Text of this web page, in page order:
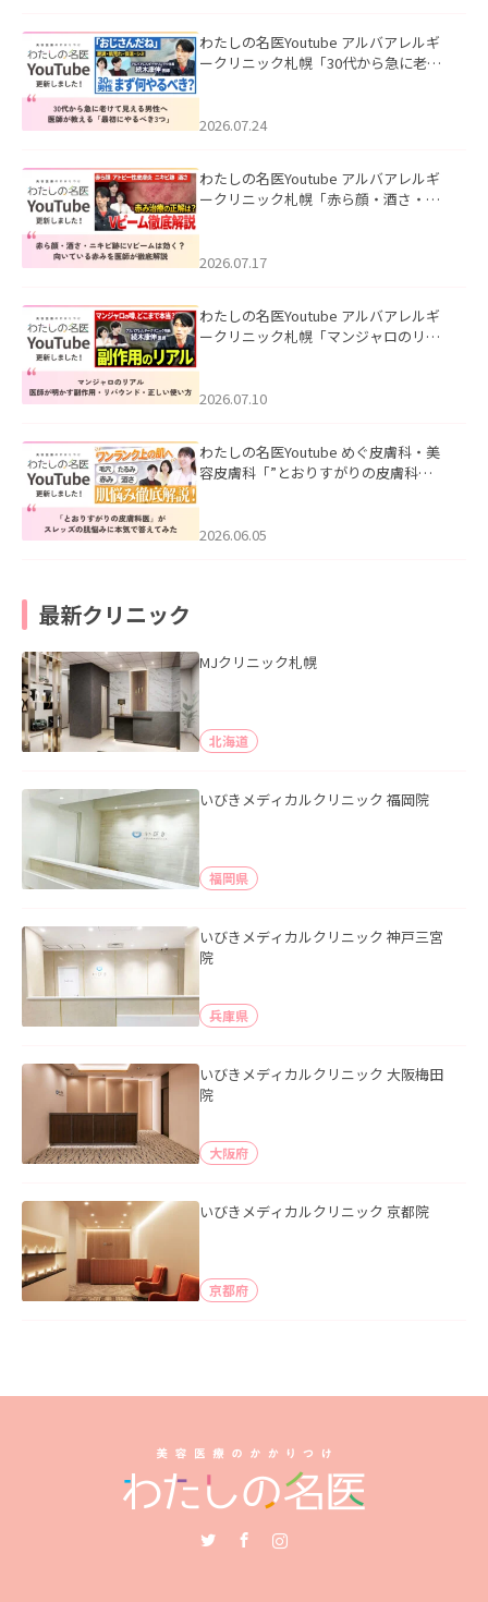
わたしの名医Youtube アルバアレルギ
ークリニック札幌「30代から急に老け
た。
2026.07.24
わたしの名医Youtube アルバアレルギ
ークリニック札幌「赤ら顔・酒さ・ニ
した。
2026.07.17
わたしの名医Youtube アルバアレルギ
ークリニック札幌「マンジャロのリア
た。
2026.07.10
わたしの名医Youtube めぐ皮膚科・美
容皮膚科「”とおりすがりの皮膚科
2026.06.05
最新クリニック
MJクリニック札幌
北海道
いびきメディカルクリニック 福岡院
福岡県
いびきメディカルクリニック 神戸三宮
院
兵庫県
いびきメディカルクリニック 大阪梅田
院
大阪府
いびきメディカルクリニック 京都院
京都府